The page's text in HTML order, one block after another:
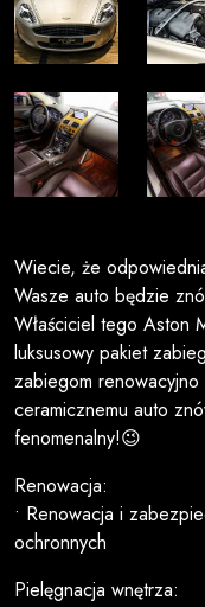
Wiecie, że
Wasze auto będzie
Właściciel tego Aston
luksusowy pakiet
zabiegom
ceramicznemu auto
fenomenalny!😉
Renowacja:
• Renowacja i
ochronnych
Pielęgnacja wnętrza: